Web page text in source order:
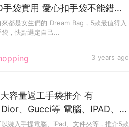
3 years ago
袋實用 愛心扣手袋不能錯
都是女生們的 Dream Bag，5款最值得入
，快點選定自己...
容量返工手袋推介 有
、Gucci等 電腦、IPAD、文
裝入手提電腦、iPad、文件夾等，推介5款